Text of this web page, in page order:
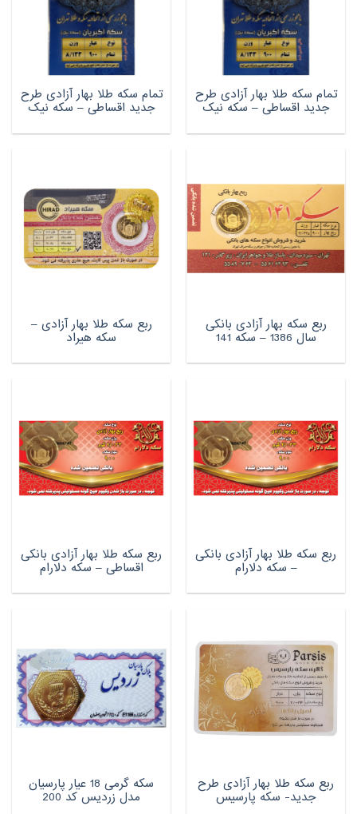
تمام سکه طلا بهار آزادی طرح
جدید اقساطی – سکه نیک
تمام سکه طلا بهار آزادی طرح
جدید اقساطی – سکه نیک
ربع سکه بهار آزادی بانکی
سال 1386 – سکه 141
ربع سکه طلا بهار آزادی –
سکه هیراد
ربع سکه طلا بهار آزادی بانکی
– سکه دلارام
ربع سکه طلا بهار آزادی بانکی
اقساطی – سکه دلارام
ربع سکه طلا بهار آزادی طرح
جدید- سکه پارسیس
سکه گرمی 18 عیار پارسیان
مدل زردیس کد 200